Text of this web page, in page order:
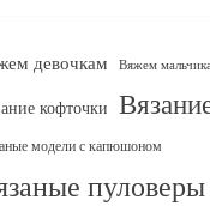
девочкам Вяжем
кофточки
модели с капюшоном
пуловеры